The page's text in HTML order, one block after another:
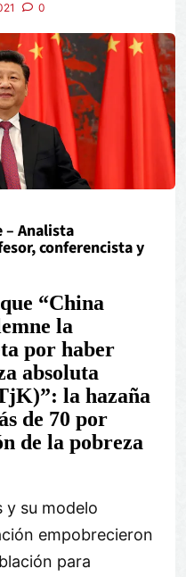
0
– Analista
conferencista y
“China
la
por haber
absoluta
la hazaña
de 70 por
de la pobreza
y su modelo
empobrecieron
para